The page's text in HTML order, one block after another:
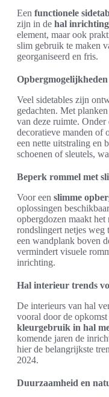
Een functionele
zijn in de hal inrichting
element, maar ook
slim gebruik te maken
georganiseerd en fris.
Veel sidetables zijn
gedachten. Met
van deze ruimte.
decoratieve manden of
een nette uitstraling en
schoenen of sleutels,
Beperk rommel met
Voor een slimme
oplossingen
opbergdozen maakt
rondslingert netjes weg
een wandplank boven
vermindert visuele
inrichting.
Hal interieur trends
De interieurs van hal
vooral door de
kleurgebruik in hal
komende jaren de
hier de belangrijkste
2024.
Duurzaamheid en